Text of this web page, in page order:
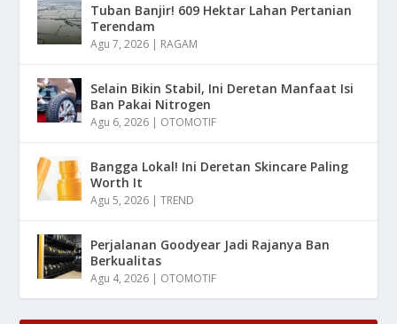
Tuban Banjir! 609 Hektar Lahan Pertanian
Terendam
Agu 7, 2026 | RAGAM
Selain Bikin Stabil, Ini Deretan Manfaat Isi
Ban Pakai Nitrogen
Agu 6, 2026 | OTOMOTIF
Bangga Lokal! Ini Deretan Skincare Paling
Worth It
Agu 5, 2026 |TREND
Perjalanan Goodyear Jadi Rajanya Ban
Berkualitas
Agu 4, 2026 | OTOMOTIF